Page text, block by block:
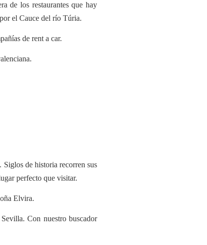
de los restaurantes que hay
el Cauce del río Túria.
de rent a car.
. Siglos de historia recorren sus
perfecto que visitar.
Elvira.
Con nuestro buscador